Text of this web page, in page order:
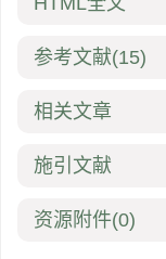
参考文献(15)
相关文章
施引文献
资源附件(0)